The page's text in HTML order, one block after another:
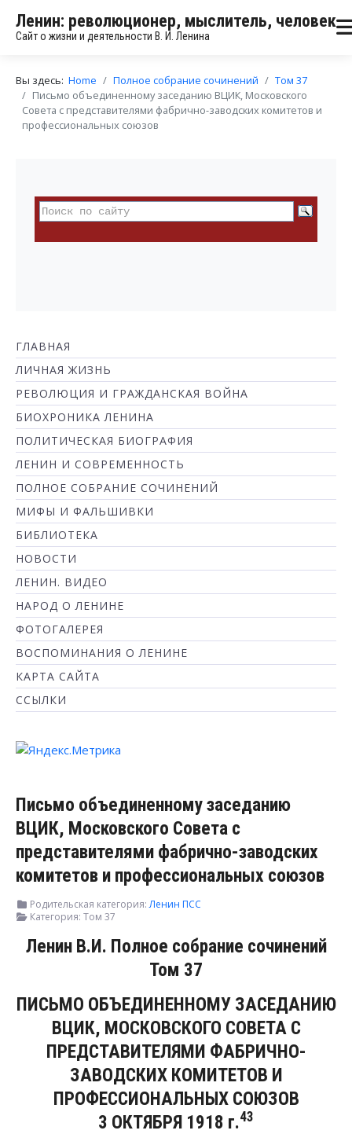
Ленин: революционер, мыслитель, человек
Сайт о жизни и деятельности В. И. Ленина
Вы здесь: Home Полное собрание сочинений
Том 37
Письмо объединенному заседанию ВЦИК, Московского
Совета с представителями фабрично-заводских комитетов и
профессиональных союзов
ГЛАВНАЯ
ЛИЧНАЯ ЖИЗНЬ
РЕВОЛЮЦИЯ И ГРАЖДАНСКАЯ ВОЙНА
БИОХРОНИКА ЛЕНИНА
ПОЛИТИЧЕСКАЯ БИОГРАФИЯ
ЛЕНИН И СОВРЕМЕННОСТЬ
ПОЛНОЕ СОБРАНИЕ СОЧИНЕНИЙ
МИФЫ И ФАЛЬШИВКИ
БИБЛИОТЕКА
НОВОСТИ
ЛЕНИН. ВИДЕО
НАРОД О ЛЕНИНЕ
ФОТОГАЛЕРЕЯ
ВОСПОМИНАНИЯ О ЛЕНИНЕ
КАРТА САЙТА
ССЫЛКИ
Письмо объединенному заседанию
ВЦИК, Московского Совета с
представителями фабрично-заводских
комитетов и профессиональных союзов
Родительская категория:Ленин ПСС
Категория: Том 37
Ленин В.И. Полное собрание сочинений
Том 37
ПИСЬМО ОБЪЕДИНЕННОМУ ЗАСЕДАНИЮ
ВЦИК, МОСКОВСКОГО СОВЕТА С
ПРЕДСТАВИТЕЛЯМИ ФАБРИЧНО-
ЗАВОДСКИХ КОМИТЕТОВ И
ПРОФЕССИОНАЛЬНЫХ СОЮЗОВ
3 ОКТЯБРЯ 1918 г.43